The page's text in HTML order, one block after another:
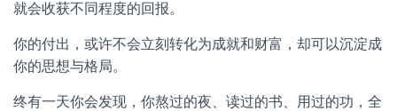
就会收获不同程度的回报。
你的付出，或许不会立刻转化为成就和财富，却可以沉淀成
你的思想与格局。
终有一天你会发现，你熬过的夜、读过的书、用过的功，全